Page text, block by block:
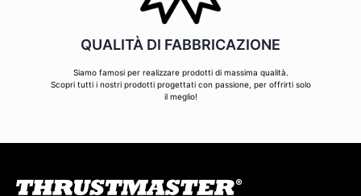
QUALITÀ DI FABBRICAZIONE
Siamo famosi per realizzare prodotti di massima qualità.
Scopri tutti i nostri prodotti progettati con passione, per offrirti solo
il meglio!